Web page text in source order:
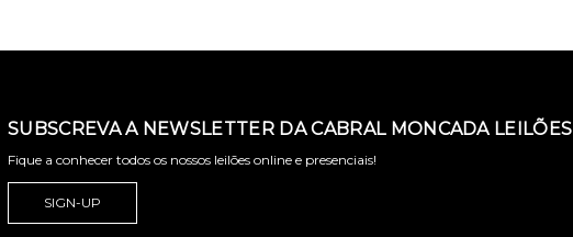
SUBSCREVA A NEWSLETTER DA CABRAL MONCADA LEILÕES
Fique a conhecer todos os nossos leilões online e presenciais!
SIGN-UP